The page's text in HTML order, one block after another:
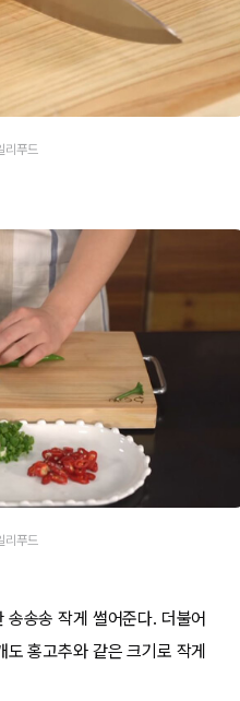
리푸드
리푸드
송송송 작게 썰어준다. 더불어
도 홍고추와 같은 크기로 작게